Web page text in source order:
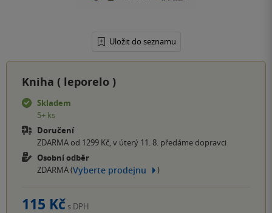
Uložit do seznamu
Kniha ( leporelo )
Skladem
5+ ks
Doručení
ZDARMA od 1299 Kč, v úterý 11. 8. předáme dopravci
Osobní odběr
ZDARMA (Vyberte prodejnu )
115 Kč s DPH